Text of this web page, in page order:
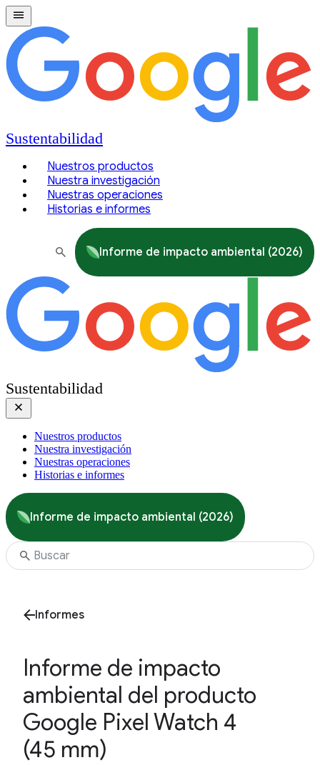
Sustentabilidad
Nuestros productos
Nuestra investigación
Nuestras operaciones
Historias e informes
Informe de impacto ambiental (2026)
Sustentabilidad
Nuestros productos
Nuestra investigación
Nuestras operaciones
Historias e informes
Informe de impacto ambiental (2026)
Informes
Informe de impacto
ambiental del producto
Google Pixel Watch 4
(45 mm)